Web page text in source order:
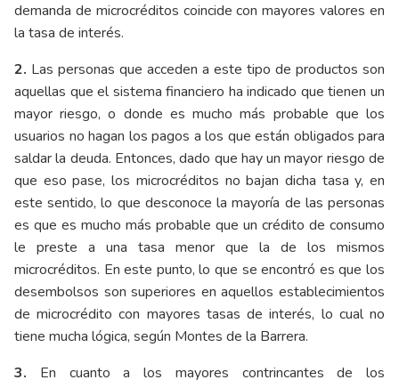
demanda de microcréditos coincide con mayores valores en
la tasa de interés.
2. Las personas que acceden a este tipo de productos son
aquellas que el sistema financiero ha indicado que tienen un
mayor riesgo, o donde es mucho más probable que los
usuarios no hagan los pagos a los que están obligados para
saldar la deuda. Entonces, dado que hay un mayor riesgo de
que eso pase, los microcréditos no bajan dicha tasa y, en
este sentido, lo que desconoce la mayoría de las personas
es que es mucho más probable que un crédito de consumo
le preste a una tasa menor que la de los mismos
microcréditos. En este punto, lo que se encontró es que los
desembolsos son superiores en aquellos establecimientos
de microcrédito con mayores tasas de interés, lo cual no
tiene mucha lógica, según Montes de la Barrera.
3. En cuanto a los mayores contrincantes de los